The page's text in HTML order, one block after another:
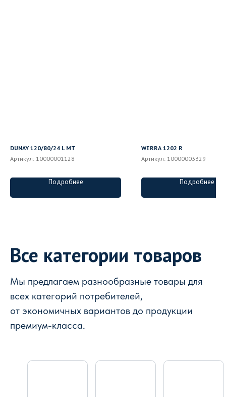
DUNAY 120/80/24 L MT
Артикул: 10000001128
Подробнее
WERRA 1202 R
Артикул: 10000003329
Подробнее
Все категории товаров
Мы предлагаем разнообразные товары для
всех категорий потребителей,
от экономичных вариантов до продукции
премиум-класса.